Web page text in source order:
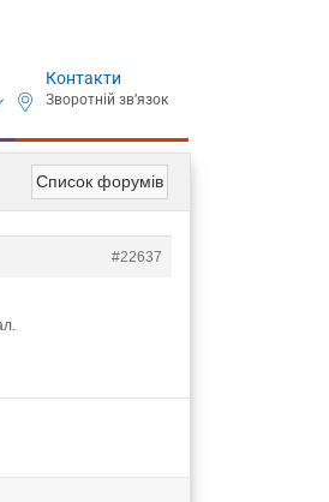
Контакти
Список форумів
#22637